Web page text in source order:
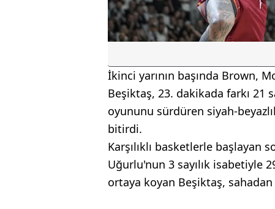
İkinci yarının başında Brown,
Beşiktaş, 23. dakikada farkı 21
oyununu sürdüren siyah-
bitirdi.
Karşılıklı basketlerle başlayan
Uğurlu'nun 3 sayılık isabetiyle
ortaya koyan Beşiktaş, sahadan